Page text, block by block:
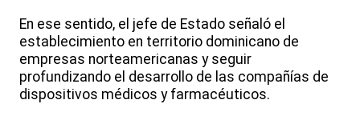
En ese sentido, el jefe de Estado señaló el
establecimiento en territorio dominicano de
empresas norteamericanas y seguir
profundizando el desarrollo de las compañías de
dispositivos médicos y farmacéuticos.